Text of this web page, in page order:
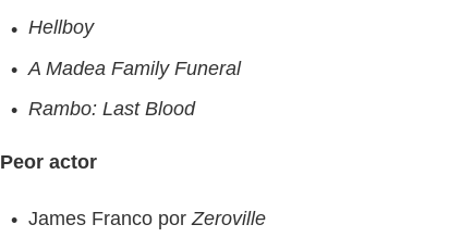
Hellboy
A Madea Family Funeral
Rambo: Last Blood
Peor actor
James Franco porZeroville